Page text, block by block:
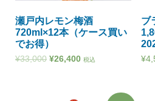
瀬戸内レモン梅酒
720ml×12本（ケース買い
でお得）
¥33,000 ¥26,400 税込
ブ
¥